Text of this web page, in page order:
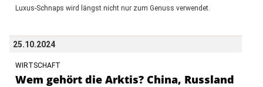
Luxus-Schnaps wird längst nicht nur zum Genuss verwendet.
25.10.2024
WIRTSCHAFT
Wem gehört die Arktis? China, Russland